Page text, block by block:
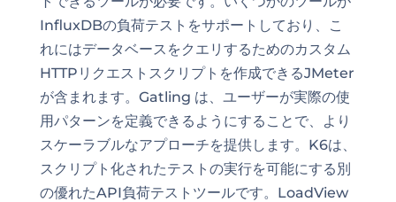
InfluxDBの負荷テストをサポートしており、こ
れにはデータベースをクエリするためのカスタム
HTTPリクエストスクリプトを作成できるJMeter
が含まれます。Gatling は、ユーザーが実際の使
用パターンを定義できるようにすることで、より
スケーラブルなアプローチを提供します。K6は、
スクリプト化されたテストの実行を可能にする別
の優れたAPI負荷テストツールです。LoadView